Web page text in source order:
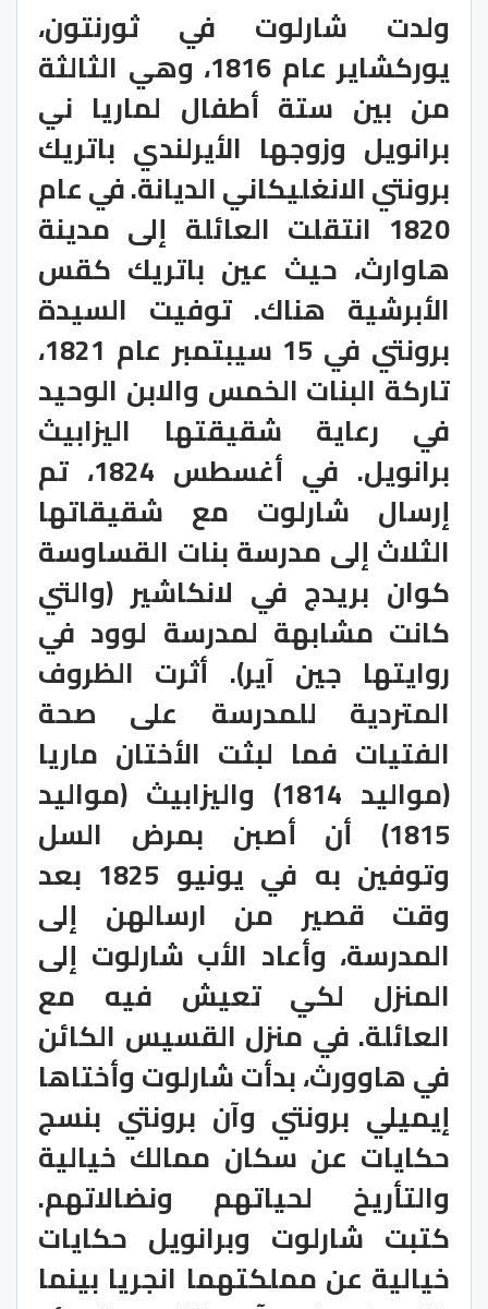
ولدت شارلوت في ثورنتون،
يوركشاير عام 1816، وهي الثالثة
من بين ستة أطفال لماريا ني
برانويل وزوجها الأيرلندي باتريك
برونتي الانغليكاني الديانة. في عام
1820 انتقلت العائلة إلى مدينة
هاوارث، حيث عين باتريك كقس
الأبرشية هناك. توفيت السيدة
برونتي في 15 سيبتمبر عام 1821،
تاركة البنات الخمس والابن الوحيد
في رعاية شقيقتها اليزابيث
برانويل. في أغسطس 1824، تم
إرسال شارلوت مع شقيقاتها
الثلاث إلى مدرسة بنات القساوسة
كوان بريدج في لانكاشير (والتي
كانت مشابهة لمدرسة لوود في
روايتها جين آير). أثرت الظروف
المتردية للمدرسة على صحة
الفتيات فما لبثت الأختان ماريا
(مواليد 1814) واليزابيث (مواليد
1815) أن أصبن بمرض السل
وتوفين به في يونيو 1825 بعد
وقت قصير من ارسالهن إلى
المدرسة، وأعاد الأب شارلوت إلى
المنزل لكي تعيش فيه مع
العائلة. في منزل القسيس الكائن
في هاوورث، بدأت شارلوت وأختاها
إيميلي برونتي وآن برونتي بنسج
حكايات عن سكان ممالك خيالية
والتأريخ لحياتهم ونضالاتهم.
كتبت شارلوت وبرانويل حكايات
خيالية عن مملكتهما انجريا بينما